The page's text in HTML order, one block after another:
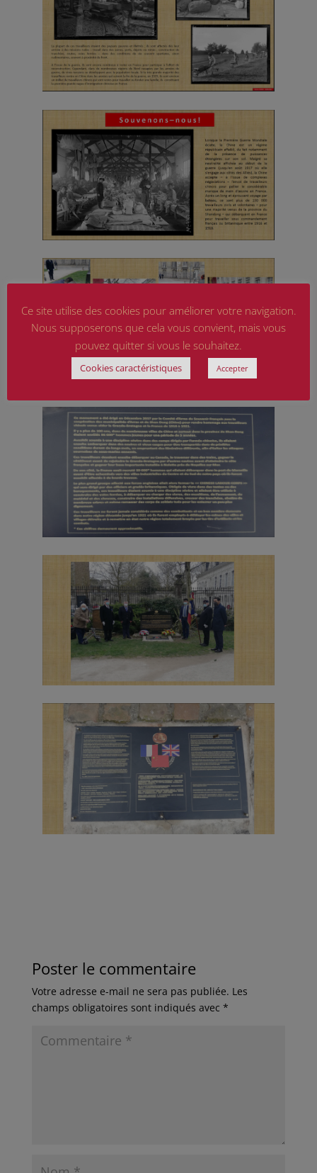
Poster le commentaire
Votre adresse e-mail ne sera pas publiée. Les
champs obligatoires sont indiqués avec *
Ce site utilise des cookies pour améliorer votre navigation.
Nous supposerons que cela vous convient, mais vous
pouvez quitter si vous le souhaitez.
Cookies caractéristiques Accepter